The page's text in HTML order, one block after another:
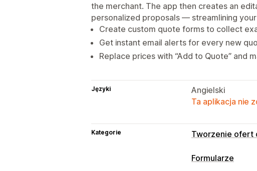
the merchant. The app then creates an
personalized proposals — streamlining
Create custom quote forms to collect
Get instant email alerts for every new
Replace prices with “Add to Quote” and
Języki
Angielski
Ta aplikacja nie
Kategorie Tworzenie ofert
Reguły cenowe
Formularze